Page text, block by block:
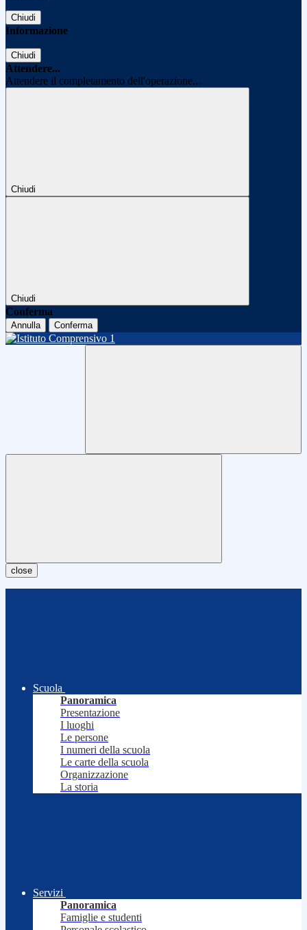
Chiudi
Informazione
Chiudi
Attendere...
Attendere il completamento dell'operazione...
Chiudi
Chiudi
Conferma
Annulla Conferma
close
Scuola
Panoramica
Presentazione
I luoghi
Le persone
I numeri della scuola
Le carte della scuola
Organizzazione
La storia
Servizi
Panoramica
Famiglie e studenti